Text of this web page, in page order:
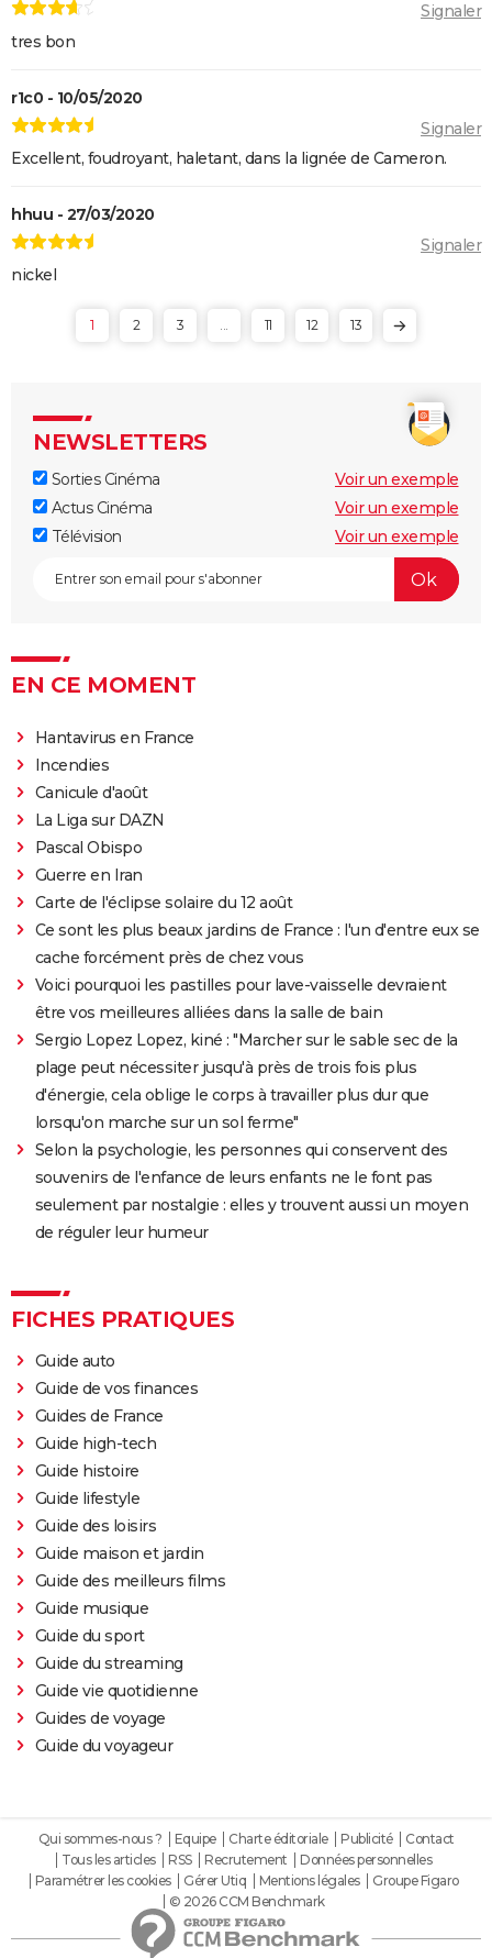
Signaler
tres bon
r1c0 - 10/05/2020
Signaler
Excellent, foudroyant, haletant, dans la lignée de Cameron.
hhuu - 27/03/2020
Signaler
nickel
1 2 3 ... 11 12 13
NEWSLETTERS
Sorties Cinéma
Voir un exemple
Actus Cinéma
Voir un exemple
Télévision
Voir un exemple
EN CE MOMENT
Hantavirus en France
Incendies
Canicule d'août
La Liga sur DAZN
Pascal Obispo
Guerre en Iran
Carte de l'éclipse solaire du 12 août
Ce sont les plus beaux jardins de France : l'un d'entre eux se
cache forcément près de chez vous
Voici pourquoi les pastilles pour lave-vaisselle devraient
être vos meilleures alliées dans la salle de bain
Sergio Lopez Lopez, kiné : "Marcher sur le sable sec de la
plage peut nécessiter jusqu'à près de trois fois plus
d'énergie, cela oblige le corps à travailler plus dur que
lorsqu'on marche sur un sol ferme"
Selon la psychologie, les personnes qui conservent des
souvenirs de l'enfance de leurs enfants ne le font pas
seulement par nostalgie : elles y trouvent aussi un moyen
de réguler leur humeur
FICHES PRATIQUES
Guide auto
Guide de vos finances
Guides de France
Guide high-tech
Guide histoire
Guide lifestyle
Guide des loisirs
Guide maison et jardin
Guide des meilleurs films
Guide musique
Guide du sport
Guide du streaming
Guide vie quotidienne
Guides de voyage
Guide du voyageur
Qui sommes-nous ? Equipe Charte éditoriale Publicité
Contact
Tous les articles
RSS Recrutement
Données personnelles
Paramétrer les cookies
Gérer Utiq Mentions légales
Groupe Figaro
© 2026 CCM Benchmark